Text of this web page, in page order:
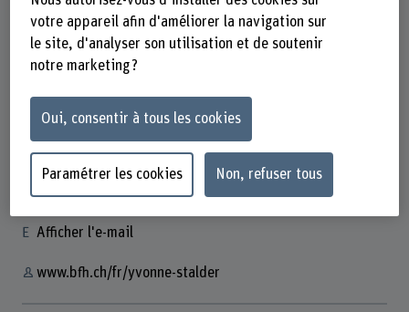
Leiterin Servicestelle NABODAT
Contact
Afficher l'e-mail
www.bfh.ch/fr/yvonne-stalder
votre appareil afin d'améliorer la navigation sur
le site, d'analyser son utilisation et de soutenir
notre marketing ?
Oui, consentir à tous les cookies
Paramétrer les cookies Non, refuser tous